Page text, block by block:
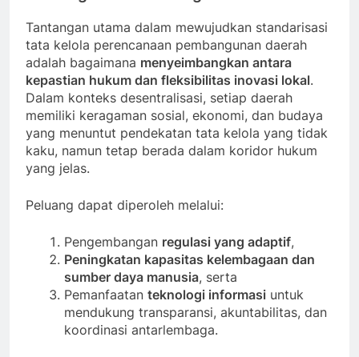
Tantangan utama dalam mewujudkan standarisasi
tata kelola perencanaan pembangunan daerah
adalah bagaimana menyeimbangkan antara
kepastian hukum dan fleksibilitas inovasi lokal.
Dalam konteks desentralisasi, setiap daerah
memiliki keragaman sosial, ekonomi, dan budaya
yang menuntut pendekatan tata kelola yang tidak
kaku, namun tetap berada dalam koridor hukum
yang jelas.
Peluang dapat diperoleh melalui:
Pengembangan regulasi yang adaptif,
Peningkatan kapasitas kelembagaan dan
sumber daya manusia, serta
Pemanfaatan teknologi informasi untuk
mendukung transparansi, akuntabilitas, dan
koordinasi antarlembaga.